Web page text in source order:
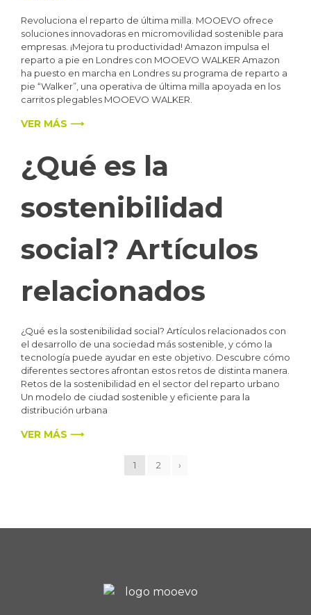
Revoluciona el reparto de última milla. MOOEVO ofrece
soluciones innovadoras en micromovilidad sostenible para
empresas. ¡Mejora tu productividad! Amazon impulsa el
reparto a pie en Londres con MOOEVO WALKER Amazon
ha puesto en marcha en Londres su programa de reparto a
pie “Walker”, una operativa de última milla apoyada en los
carritos plegables MOOEVO WALKER.
VER MÁS ⟶
¿Qué es la
sostenibilidad
social? Artículos
relacionados
¿Qué es la sostenibilidad social? Artículos relacionados con
el desarrollo de una sociedad más sostenible, y cómo la
tecnología puede ayudar en este objetivo. Descubre cómo
diferentes sectores afrontan estos retos de distinta manera.
Retos de la sostenibilidad en el sector del reparto urbano
Un modelo de ciudad sostenible y eficiente para la
distribución urbana
VER MÁS ⟶
1 2 ›